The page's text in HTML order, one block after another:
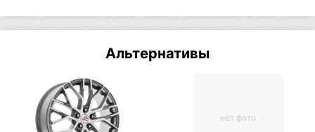
Альтернативы
нет фото